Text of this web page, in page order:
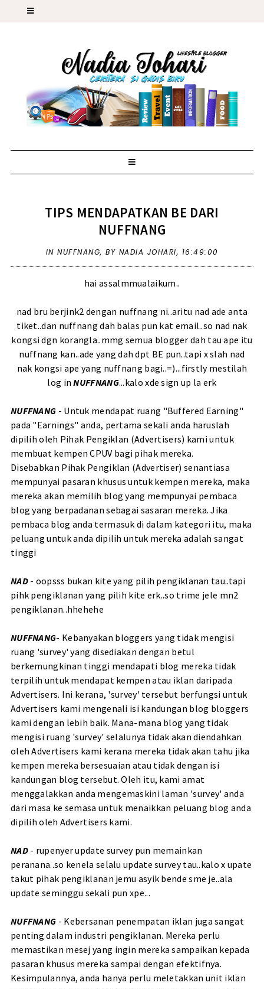
TIPS MENDAPATKAN BE DARI
NUFFNANG
IN NUFFNANG, BY NADIA JOHARI, 16:49:00
hai assalmmualaikum..
nad bru berjink2 dengan nuffnang ni..aritu nad ade anta
tiket..dan nuffnang dah balas pun kat email..so nad nak
kongsi dgn korangla..mmg semua blogger dah tau ape itu
nuffnang kan..ade yang dah dpt BE pun..tapi x slah nad
nak kongsi ape yang nuffnang bagi..=)...firstly mestilah
log in NUFFNANG...kalo xde sign up la erk
NUFFNANG - Untuk mendapat ruang "Buffered Earning"
pada "Earnings" anda, pertama sekali anda haruslah
dipilih oleh Pihak Pengiklan (Advertisers) kami untuk
membuat kempen CPUV bagi pihak mereka.
Disebabkan Pihak Pengiklan (Advertiser) senantiasa
mempunyai pasaran khusus untuk kempen mereka, maka
mereka akan memilih blog yang mempunyai pembaca
blog yang berpadanan sebagai sasaran mereka. Jika
pembaca blog anda termasuk di dalam kategori itu, maka
peluang untuk anda dipilih untuk mereka adalah sangat
tinggi
NAD- oopsss bukan kite yang pilih pengiklanan tau..tapi
pihk pengiklanan yang pilih kite erk..so trime jele mn2
pengiklanan..hhehehe
NUFFNANG- Kebanyakan bloggers yang tidak mengisi
ruang 'survey' yang disediakan dengan betul
berkemungkinan tinggi mendapati blog mereka tidak
terpilih untuk mendapat kempen atau iklan daripada
Advertisers. Ini kerana, 'survey' tersebut berfungsi untuk
Advertisers kami mengenali isi kandungan blog bloggers
kami dengan lebih baik. Mana-mana blog yang tidak
mengisi ruang 'survey' selalunya tidak akan diendahkan
oleh Advertisers kami kerana mereka tidak akan tahu jika
kempen mereka bersesuaian atau tidak dengan isi
kandungan blog tersebut. Oleh itu, kami amat
menggalakkan anda mengemaskini laman 'survey' anda
dari masa ke semasa untuk menaikkan peluang blog anda
dipilih oleh Advertisers kami.
NAD- rupenyer update survey pun memainkan
peranana..so kenela selalu update survey tau..kalo x upate
takut pihak pengiklanan jemu asyik bende sme je..ala
update seminggu sekali pun xpe...
NUFFNANG - Kebersanan penempatan iklan juga sangat
penting dalam industri pengiklanan. Mereka perlu
memastikan mesej yang ingin mereka sampaikan kepada
pasaran khusus mereka sampai dengan efektifnya.
Kesimpulannya, anda hanya perlu meletakkan unit iklan